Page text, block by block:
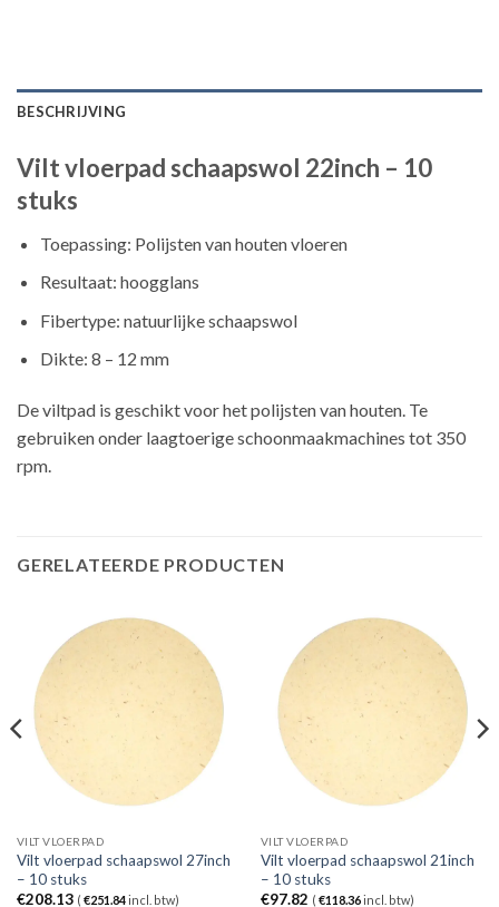
BESCHRIJVING
Vilt vloerpad schaapswol 22inch – 10
stuks
Toepassing: Polijsten van houten vloeren
Resultaat: hoogglans
Fibertype: natuurlijke schaapswol
Dikte: 8 – 12 mm
De viltpad is geschikt voor het polijsten van houten. Te
gebruiken onder laagtoerige schoonmaakmachines tot 350
rpm.
GERELATEERDE PRODUCTEN
VILT VLOERPAD
Vilt vloerpad schaapswol 27inch
– 10 stuks
€208.13 ( €251.84incl. btw)
VILT VLOERPAD
Vilt vloerpad schaapswol 21inch
– 10 stuks
€97.82 ( €118.36incl. btw)